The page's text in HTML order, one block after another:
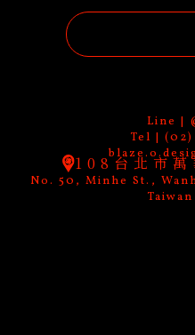
Line |
Tel | (02)
108台北市萬
No. 50, Minhe St.,